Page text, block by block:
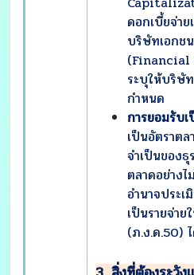
ดอกเบี้ยจ่า
บริษัทเอกช
(Financial
ระบุให้บริษั
กำหนด
การยอมรับ
เป็นอัตราต
จำเป็นของ
ตลาดอย่าง
อำนาจประ
เป็นรายจ่า
(ภ.ง.ด.50)